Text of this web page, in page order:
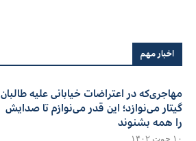
اخبار مهم
مهاجری‌که در اعتراضات خیابانی علیه طالبان
گیتار می‌نوازد؛ این قدر می‌نوازم تا صدایش
را همه بشنوند
۱۰ حوت ۱۴۰۲